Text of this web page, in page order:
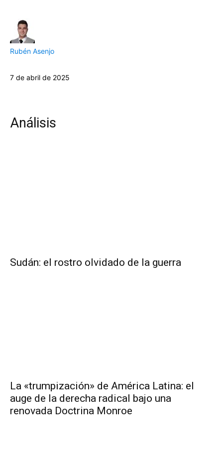
Rubén Asenjo
7 de abril de 2025
Análisis
Sudán: el rostro olvidado de la guerra
La «trumpización» de América Latina: el
auge de la derecha radical bajo una
renovada Doctrina Monroe